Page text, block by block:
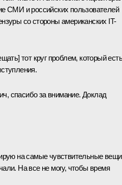
СМИ и российских пользователей
со стороны американских IT-
тот круг проблем, который есть
спасибо за внимание. Доклад
на самые чувствительные
На все не могу, чтобы время